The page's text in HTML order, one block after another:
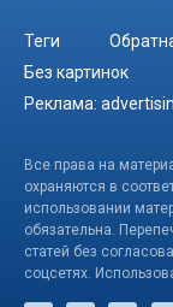
Теги
Без картинок
Реклама:
Все права на
охраняются в
использовании
обязательна.
статей без
соцсетях.